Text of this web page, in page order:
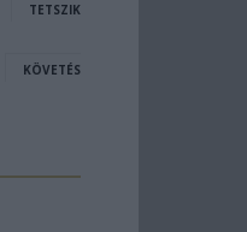
TETSZIK
KÖVETÉS